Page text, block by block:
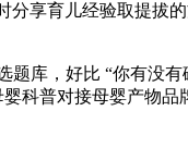
享育儿经验取提拔
库，好比 “你有没
科普对接母婴产物品